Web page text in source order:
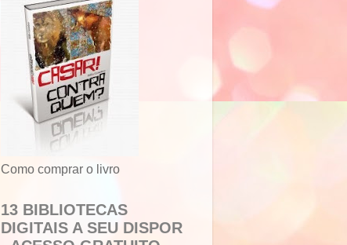
Como comprar o livro
13 BIBLIOTECAS
DIGITAIS A SEU DISPOR